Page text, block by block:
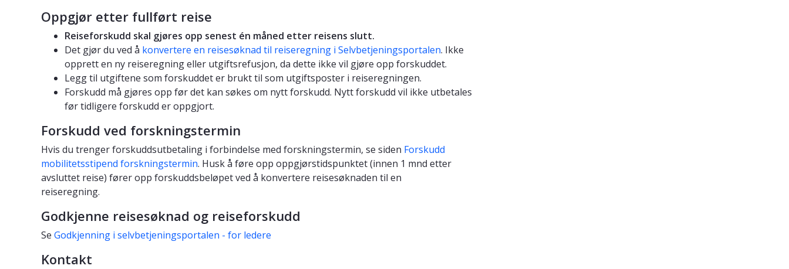
Oppgjør etter fullført reise
Reiseforskudd skal gjøres opp senest én måned etter reisens slutt.
Det gjør du ved å konvertere en reisesøknad til reiseregning i Selvbetjeningsportalen. Ikke
opprett en ny reiseregning eller utgiftsrefusjon, da dette ikke vil gjøre opp forskuddet.
Legg til utgiftene som forskuddet er brukt til som utgiftsposter i reiseregningen.
Forskudd må gjøres opp før det kan søkes om nytt forskudd. Nytt forskudd vil ikke utbetales
før tidligere forskudd er oppgjort.
Forskudd ved forskningstermin
Hvis du trenger forskuddsutbetaling i forbindelse med forskningstermin, se siden Forskudd
mobilitetsstipend forskningstermin. Husk å føre opp oppgjørstidspunktet (innen 1 mnd etter
avsluttet reise) fører opp forskuddsbeløpet ved å konvertere reisesøknaden til en
reiseregning.
Godkjenne reisesøknad og reiseforskudd
Se Godkjenning i selvbetjeningsportalen - for ledere
Kontakt